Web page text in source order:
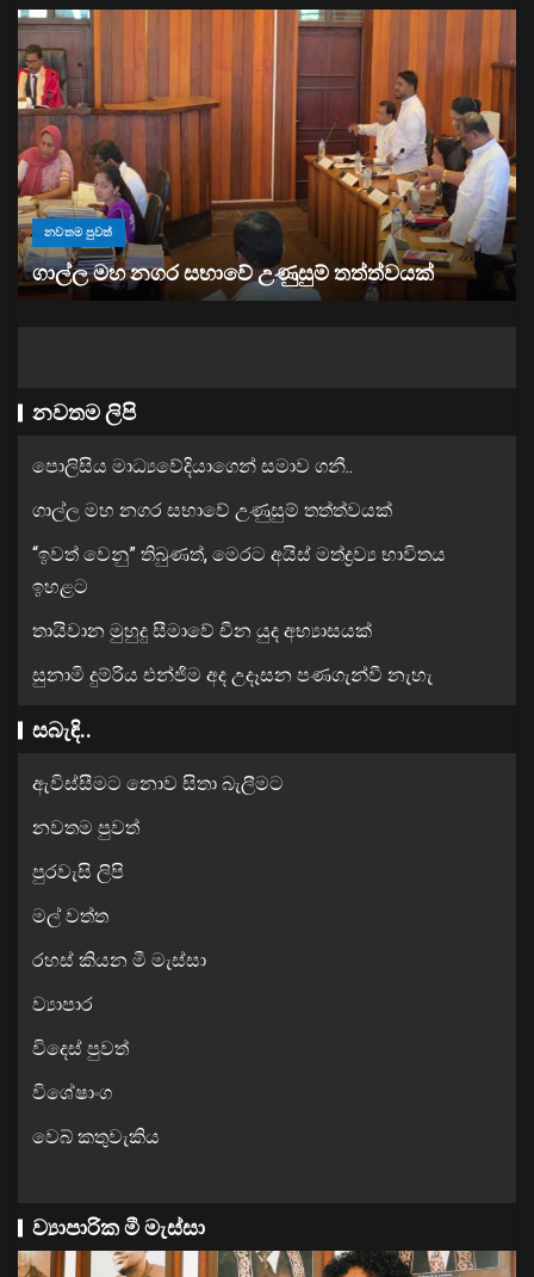
නවතම පුවත්
“ඉවත් වෙනු” තිබුණත්, මෙරට අයිස් මත්ද්‍රව්‍ය භාවිතය
ඉහළට
නවතම ලිපි
පොලිසිය මාධ්‍යවේදියාගෙන් සමාව ගනී..
ගාල්ල මහ නගර සභාවේ උණුසුම් තත්ත්වයක්
“ඉවත් වෙනු” තිබුණත්, මෙරට අයිස් මත්ද්‍රව්‍ය භාවිතය
ඉහළට
තායිවාන මුහුදු සීමාවේ චීන යුද අභ්‍යාසයක්
සුනාමි දුම්රිය එන්ජිම අද උදෑසන පණගැන්වී නැහැ
සබැඳි..
ඇවිස්සීමට නොව සිතා බැලීමට
නවතම පුවත්
පුරවැසි ලිපි
මල් වත්ත
රහස් කියන මී මැස්සා
ව්‍යාපාර
විදෙස් පුවත්
විශේෂාංග
වෙබ් කතුවැකිය
ව්‍යාපාරික මී මැස්සා